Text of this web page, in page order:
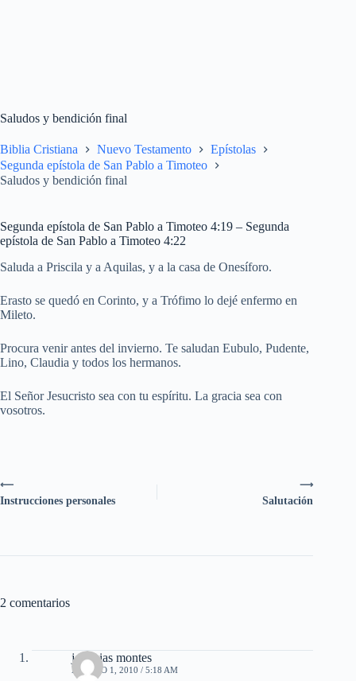
Saludos y bendición final
Biblia Cristiana Nuevo Testamento
Epístolas
Segunda epístola de San Pablo a Timoteo
Saludos y bendición final
Segunda epístola de San Pablo a Timoteo 4:19 – Segunda
epístola de San Pablo a Timoteo 4:22
Saluda a Priscila y a Aquilas, y a la casa de Onesíforo.
Erasto se quedó en Corinto, y a Trófimo lo dejé enfermo en
Mileto.
Procura venir antes del invierno. Te saludan Eubulo, Pudente,
Lino, Claudia y todos los hermanos.
El Señor Jesucristo sea con tu espíritu. La gracia sea con
vosotros.
⟶
Salutación
⟵
Instrucciones personales
2 comentarios
jeremias montes
AGOSTO 1, 2010 / 5:18 AM